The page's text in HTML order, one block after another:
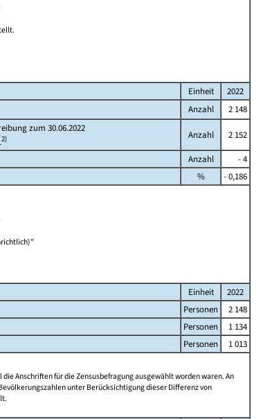
Einheit
2022
Anzahl
2 148
zum 30.06.2022
2) Anzahl 2 152
Anzahl
- 4
%
- 0,186
Einheit
2022
Personen
2 148
Personen
1 134
Personen
1 013
Anschriften für die Zensusbefragung ausgewählt worden waren. An
unter Berücksichtigung dieser Differenz von